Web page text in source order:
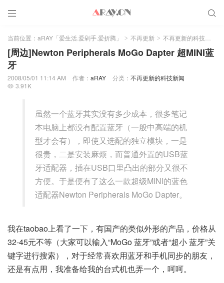
 
当前位置： aRAY「爱生活.爱剁手.爱折腾」 > 不再更新 > 不再更新的科技新闻
[周边]Newton Peripherals MoGo Dapter 超MINI蓝
牙
2008/05/01 11:14 AM 作者： aRAY 分类： 不再更新的科技新闻
 3.91K
虽然一个蓝牙其实没有多少成本，很多笔记
本电脑上都没有配置蓝牙（一般中高端的机
型才会有），即使又选配的独立模块，一是
很贵，二是安装麻烦，而普通外置的USB蓝
牙适配器，插在USB口里凸出的部分又很不
方便。于是便有了这么一款超级MINI的蓝色
适配器Newton Peripherals MoGo Dapter。
我在taobao上看了一下，有国产的类似外形的产品，价格从
32-45元不等（大家可以输入“MoGo 蓝牙”或者“超小 蓝牙”关
键字进行搜索），对于经常喜欢用蓝牙和手机同步的朋友，
还是有点用，我准备给我的台式机也弄一个，呵呵。